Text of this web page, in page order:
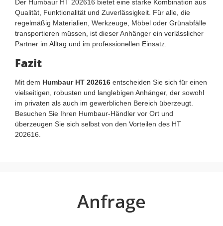
Der Humbaur HT 202616 bietet eine starke Kombination aus
Qualität, Funktionalität und Zuverlässigkeit. Für alle, die
regelmäßig Materialien, Werkzeuge, Möbel oder Grünabfälle
transportieren müssen, ist dieser Anhänger ein verlässlicher
Partner im Alltag und im professionellen Einsatz.
Fazit
Mit dem Humbaur HT 202616 entscheiden Sie sich für einen
vielseitigen, robusten und langlebigen Anhänger, der sowohl
im privaten als auch im gewerblichen Bereich überzeugt.
Besuchen Sie Ihren Humbaur-Händler vor Ort und
überzeugen Sie sich selbst von den Vorteilen des HT
202616.
Anfrage